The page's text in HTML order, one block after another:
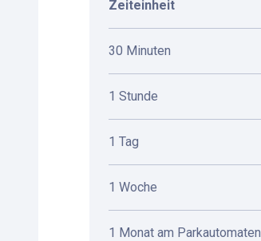
Zeiteinheit
30 Minuten
1 Stunde
1 Tag
1 Woche
1 Monat am Parkautomaten